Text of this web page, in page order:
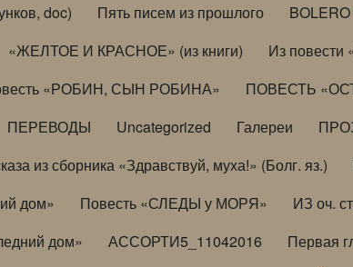
doc) Пять писем из прошлого
«ЖЕЛТОЕ И КРАСНОЕ» (из книги) Из повести
«РОБИН, СЫН РОБИНА» ПОВЕСТЬ
ПЕРЕВОДЫ Uncategorized Галереи
из сборника «Здравствуй, муха!» (Болг. яз.)
дом» Повесть «СЛЕДЫ у МОРЯ» ИЗ оч.
дом» АССОРТИ5_11042016
Первая